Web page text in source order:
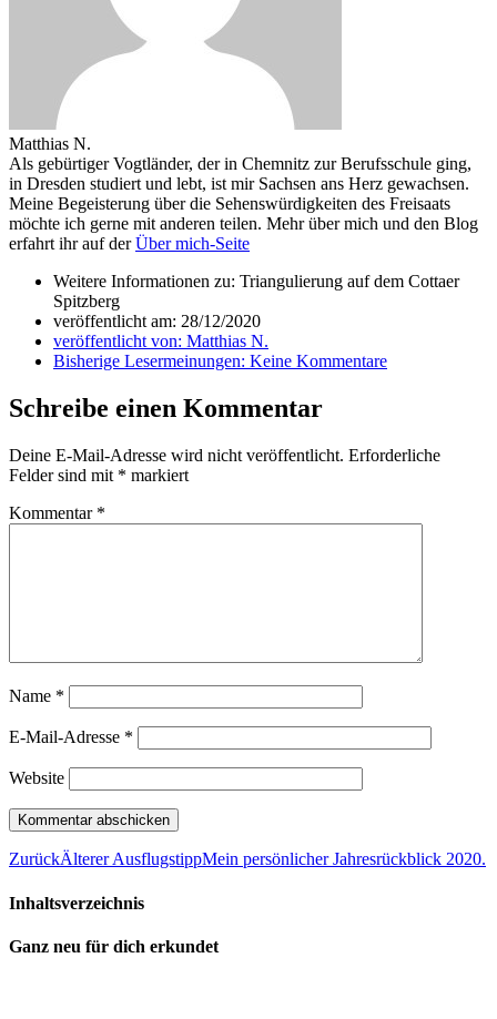
Matthias N.
Als gebürtiger Vogtländer, der in Chemnitz zur Berufsschule ging,
in Dresden studiert und lebt, ist mir Sachsen ans Herz gewachsen.
Meine Begeisterung über die Sehenswürdigkeiten des Freisaats
möchte ich gerne mit anderen teilen. Mehr über mich und den Blog
erfahrt ihr auf derÜber mich-Seite
Weitere Informationen zu: Triangulierung auf dem Cottaer
Spitzberg
veröffentlicht am: 28/12/2020
veröffentlicht von: Matthias N.
Bisherige Lesermeinungen: Keine Kommentare
Schreibe einen Kommentar
Deine E-Mail-Adresse wird nicht veröffentlicht. Erforderliche
Felder sind mit * markiert
Kommentar *
Name *
E-Mail-Adresse *
Website
ZurückÄlterer AusflugstippMein persönlicher Jahresrückblick 2020.
Inhaltsverzeichnis
Ganz neu für dich erkundet